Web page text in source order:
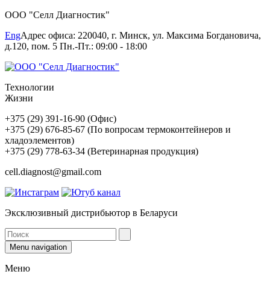
ООО "Селл Диагностик"
EngАдрес офиса: 220040, г. Минск, ул. Максима Богдановича,
д.120, пом. 5 Пн.-Пт.: 09:00 - 18:00
Технологии
Жизни
+375 (29) 391-16-90 (Офис)
+375 (29) 676-85-67 (По вопросам термоконтейнеров и
хладоэлементов)
+375 (29) 778-63-34 (Ветеринарная продукция)
cell.diagnost@gmail.com
Эксклюзивный дистрибьютор в Беларуси
Menu navigation
Меню